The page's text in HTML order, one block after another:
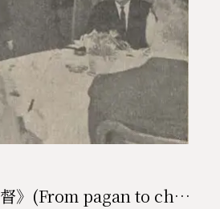
林語堂《歸回基督》(From pagan to christian)